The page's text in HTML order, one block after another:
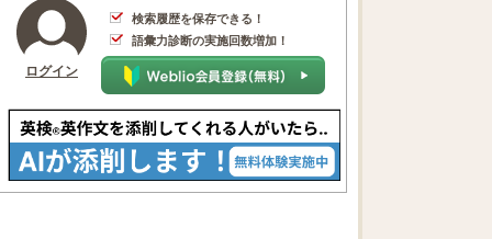
ログイン
検索履歴を保存できる！
語彙力診断の実施回数増加！